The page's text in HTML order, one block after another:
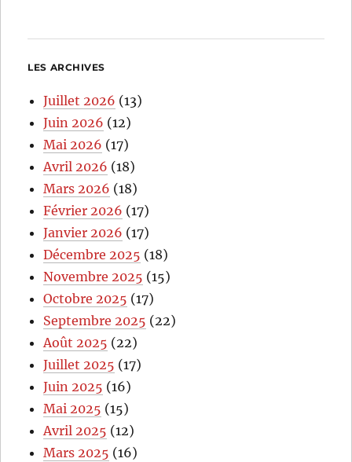
LES ARCHIVES
Juillet 2026 (13)
Juin 2026 (12)
Mai 2026 (17)
Avril 2026 (18)
Mars 2026 (18)
Février 2026 (17)
Janvier 2026 (17)
Décembre 2025 (18)
Novembre 2025 (15)
Octobre 2025 (17)
Septembre 2025 (22)
Août 2025 (22)
Juillet 2025 (17)
Juin 2025 (16)
Mai 2025 (15)
Avril 2025 (12)
Mars 2025 (16)